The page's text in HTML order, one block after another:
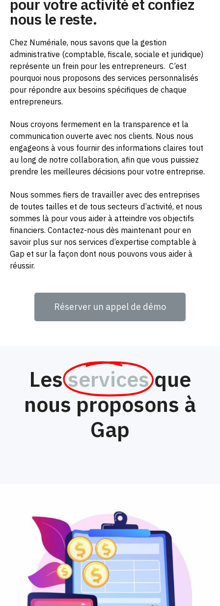
pour votre activité et confiez
nous le reste.
Chez Numériale, nous savons que la gestion
administrative (comptable, fiscale, sociale et juridique)
représente un frein pour les entrepreneurs. C’est
pourquoi nous proposons des services personnalisés
pour répondre aux besoins spécifiques de chaque
entrepreneurs.
Nous croyons fermement en la transparence et la
communication ouverte avec nos clients. Nous nous
engageons à vous fournir des informations claires tout
au long de notre collaboration, afin que vous puissiez
prendre les meilleures décisions pour votre entreprise.
Nous sommes fiers de travailler avec des entreprises
de toutes tailles et de tous secteurs d’activité, et nous
sommes là pour vous aider à atteindre vos objectifs
financiers. Contactez-nous dès maintenant pour en
savoir plus sur nos services d’expertise comptable à
Gap et sur la façon dont nous pouvons vous aider à
réussir.
Réserver un appel de démo
Lesservices que
nous proposons à
Gap